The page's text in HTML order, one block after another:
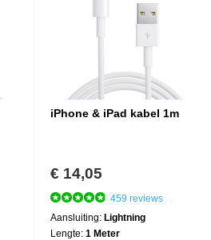
iPhone & iPad kabel 1m
€ 14,05
459 reviews
Aansluiting: Lightning
Lengte: 1 Meter